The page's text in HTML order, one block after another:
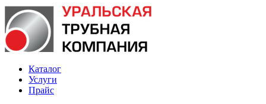
Каталог
Услуги
Прайс